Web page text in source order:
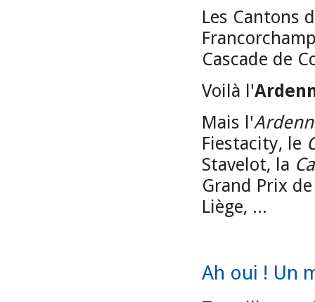
Les Cantons
Cascade de
Voilà l'
Mais l'
Fiestacity, le
Stavelot, la
Grand Prix
Liège, ...
Ah oui ! Un